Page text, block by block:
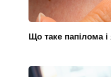
Що таке папілома і